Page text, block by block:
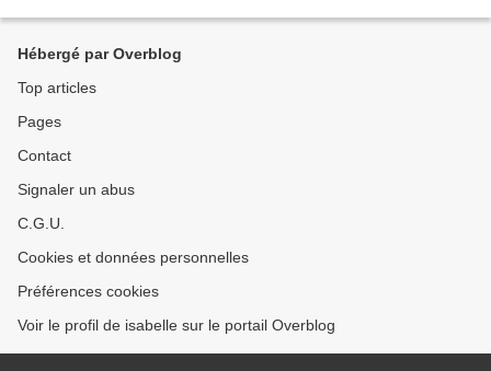
Hébergé par Overblog
Top articles
Pages
Contact
Signaler un abus
C.G.U.
Cookies et données personnelles
Préférences cookies
Voir le profil de isabelle sur le portail Overblog